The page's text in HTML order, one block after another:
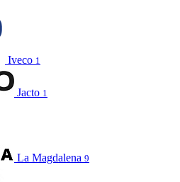
Iveco 1
Jacto 1
La Magdalena 9